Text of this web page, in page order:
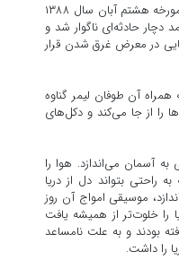
: در مورخه هشتم آبان سال ۱۳۸۸
دچار حادثه‌ای ناگوار شد و
در معرض غرق شدن قرار
همراه آن طوفان لیمر گناوه
را از جا می‌کند و دکل‌های
آسمان می‌اندازد. هوا را
راحتی بتواند دل از دریا
موسیقی امواج آن روز
خلوت‌تر از همیشه یافت
بودند و به علت نامساعد
را داشت.